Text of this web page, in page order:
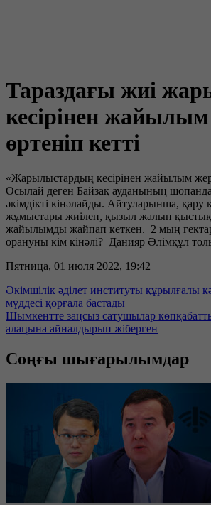
Тараздағы жиі
кесірінен
өртеніп кетті
«Жарылыстардың кесірінен жайылым
Осылай деген Байзақ ауданының
әкімдікті кінәлайды. Айтуларынша,
жұмыстары жиілеп, қызыл жалын қыстық
жайылымды жайпап кеткен. 2 мың
орануны кім кінәлі? Данияр Әлімқұл
Пятница, 01 июля 2022, 19:42
Әкімшілік әділет институты құрылғалы
мүддесі қорғала бастады
Шымкентте заңсыз сатушылар
алаңына айналдырып жіберген
Соңғы шығарылымдар